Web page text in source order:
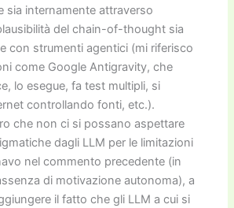
sia internamente attraverso
del chain-of-thought sia
con strumenti agentici (mi riferisco
come Google Antigravity, che
lo esegue, fa test multipli, si
controllando fonti, etc.).
che non ci si possano aspettare
dagli LLM per le limitazioni
nel commento precedente (in
di motivazione autonoma), a
il fatto che gli LLM a cui si